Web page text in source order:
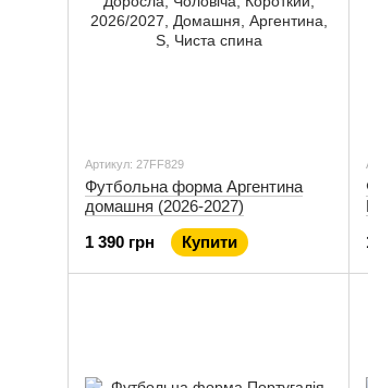
Артикул: 27FF829
Футбольна форма Аргентина
домашня (2026-2027)
1 390 грн
Купити